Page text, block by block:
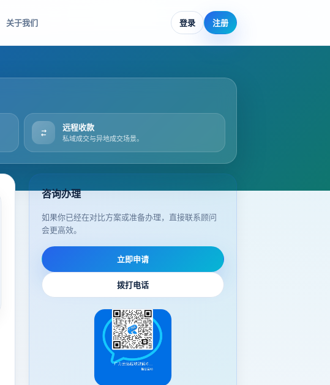
关于我们 登录 注册
远程收款
私域成交与异地成交场景。
咨询办理
如果你已经在对比方案或准备办理，直接联系顾问
会更高效。
立即申请
拨打电话